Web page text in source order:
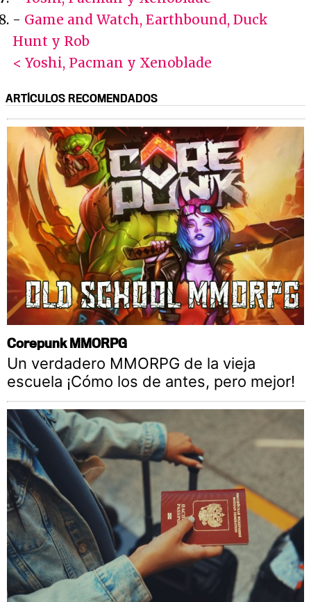
- Game and Watch, Earthbound, Duck
Hunt y Rob
< Yoshi, Pacman y Xenoblade
ARTÍCULOS RECOMENDADOS
Corepunk MMORPG
Un verdadero MMORPG de la vieja
escuela ¡Cómo los de antes, pero mejor!